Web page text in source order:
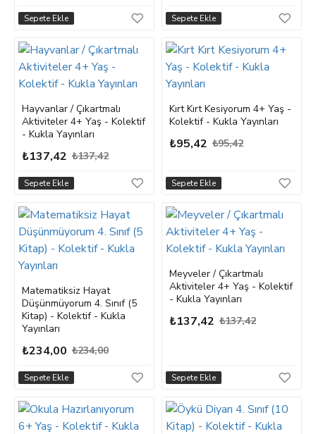
Sepete Ekle Sepete Ekle
Hayvanlar / Çıkartmalı
Aktiviteler 4+ Yaş - Kolektif
- Kukla Yayınları
₺137,42 ₺137,42
Sepete Ekle
Kırt Kırt Kesiyorum 4+ Yaş -
Kolektif - Kukla Yayınları
₺95,42 ₺95,42
Sepete Ekle
Matematiksiz Hayat
Düşünmüyorum 4. Sınıf (5
Kitap) - Kolektif - Kukla
Yayınları
₺234,00 ₺234,00
Sepete Ekle
Meyveler / Çıkartmalı
Aktiviteler 4+ Yaş - Kolektif
- Kukla Yayınları
₺137,42 ₺137,42
Sepete Ekle